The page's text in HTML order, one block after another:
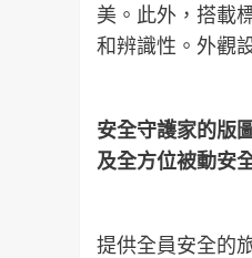
美。此外，搭載
和辨識性。外觀
安全守護家的版
及全方位被動安
提供全員安全的